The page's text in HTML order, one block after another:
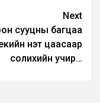
Next
сууцны багцаа
үнэт цаасаар
солихийн учир…